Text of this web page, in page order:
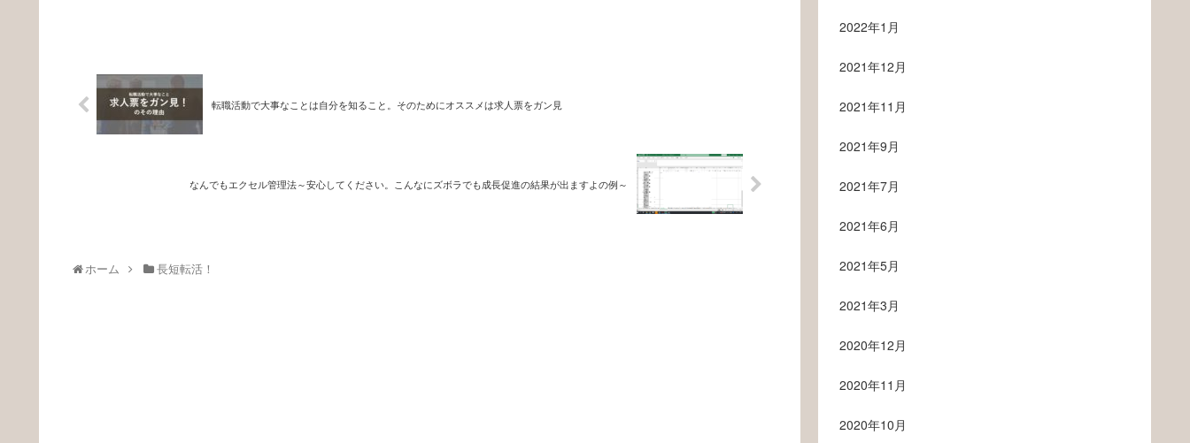
転職活動で大事なことは自分を知ること。そのためにオススメは求人票をガン見
なんでもエクセル管理法～安心してください。こんなにズボラでも成長促進の結果が出ますよの例～
ホーム 長短転活！
2022年1月
2021年12月
2021年11月
2021年9月
2021年7月
2021年6月
2021年5月
2021年3月
2020年12月
2020年11月
2020年10月